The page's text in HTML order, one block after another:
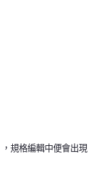
規格編輯中便會出現